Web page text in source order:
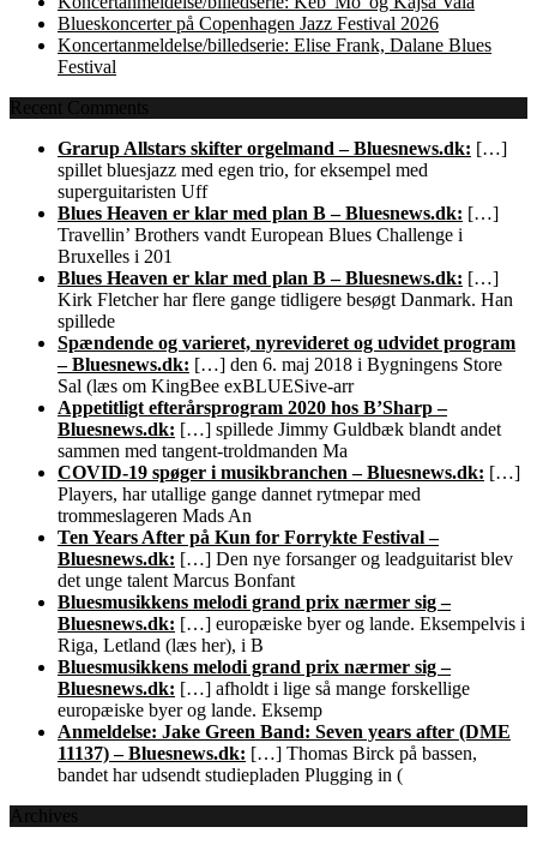
Blueskoncerter på Copenhagen Jazz Festival 2026
Koncertanmeldelse/billedserie: Elise Frank, Dalane Blues
Festival
Recent Comments
Grarup Allstars skifter orgelmand – Bluesnews.dk: […]
spillet bluesjazz med egen trio, for eksempel med
superguitaristen Uff
Blues Heaven er klar med plan B – Bluesnews.dk: […]
Travellin’ Brothers vandt European Blues Challenge i
Bruxelles i 201
Blues Heaven er klar med plan B – Bluesnews.dk: […]
Kirk Fletcher har flere gange tidligere besøgt Danmark. Han
spillede
Spændende og varieret, nyrevideret og udvidet program
– Bluesnews.dk: […] den 6. maj 2018 i Bygningens Store
Sal (læs om KingBee exBLUESive-arr
Appetitligt efterårsprogram 2020 hos B’Sharp –
Bluesnews.dk: […] spillede Jimmy Guldbæk blandt andet
sammen med tangent-troldmanden Ma
COVID-19 spøger i musikbranchen – Bluesnews.dk: […]
Players, har utallige gange dannet rytmepar med
trommeslageren Mads An
Ten Years After på Kun for Forrykte Festival –
Bluesnews.dk: […] Den nye forsanger og leadguitarist blev
det unge talent Marcus Bonfant
Bluesmusikkens melodi grand prix nærmer sig –
Bluesnews.dk: […] europæiske byer og lande. Eksempelvis i
Riga, Letland (læs her), i B
Bluesmusikkens melodi grand prix nærmer sig –
Bluesnews.dk: […] afholdt i lige så mange forskellige
europæiske byer og lande. Eksemp
Anmeldelse: Jake Green Band: Seven years after (DME
11137) – Bluesnews.dk: […] Thomas Birck på bassen,
bandet har udsendt studiepladen Plugging in (
Archives